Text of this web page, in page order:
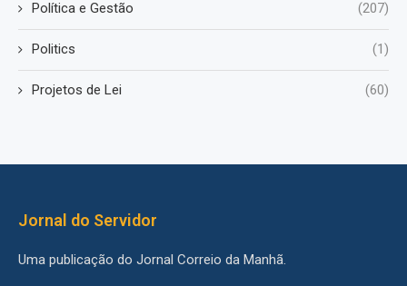
Política e Gestão (207)
Politics (1)
Projetos de Lei (60)
Jornal do Servidor
Uma publicação do Jornal Correio da Manhã.